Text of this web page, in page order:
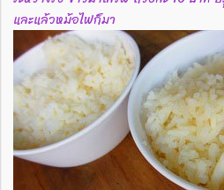
และแล้วหม้อไฟก็มา